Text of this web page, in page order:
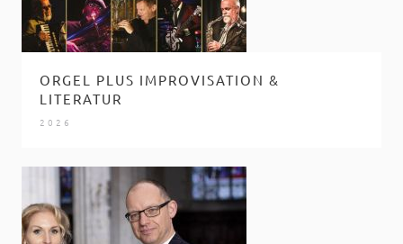
ORGEL PLUS IMPROVISATION &
LITERATUR
2026